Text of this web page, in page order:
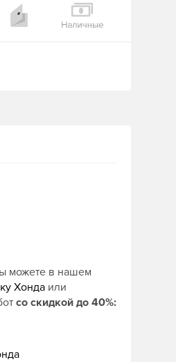
можете в нашем
Хонда или
со скидкой до 40%: